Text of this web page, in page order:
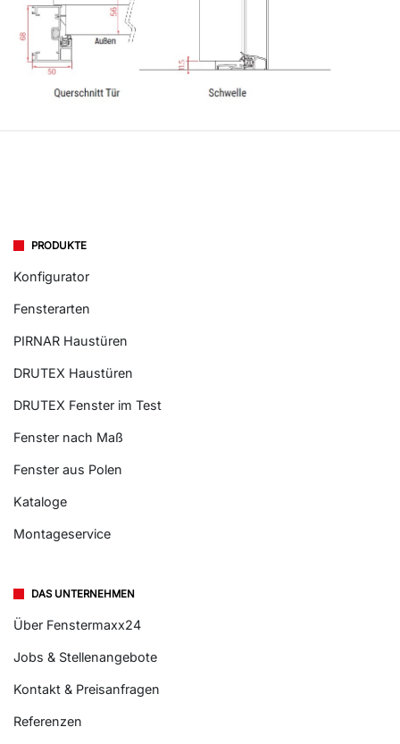
PRODUKTE
Konfigurator
Fensterarten
PIRNAR Haustüren
DRUTEX Haustüren
DRUTEX Fenster im Test
Fenster nach Maß
Fenster aus Polen
Kataloge
Montageservice
DAS UNTERNEHMEN
Über Fenstermaxx24
Jobs & Stellenangebote
Kontakt & Preisanfragen
Referenzen